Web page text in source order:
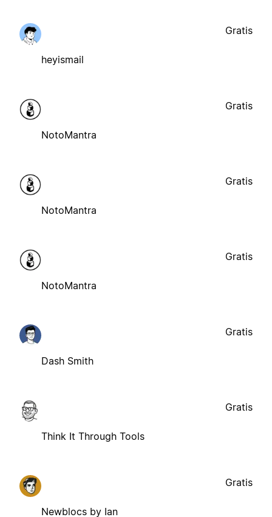
heyismail
Gratis
NotoMantra
Gratis
NotoMantra
Gratis
NotoMantra
Gratis
Dash Smith
Gratis
Think It Through Tools
Gratis
Newblocs by Ian
Gratis